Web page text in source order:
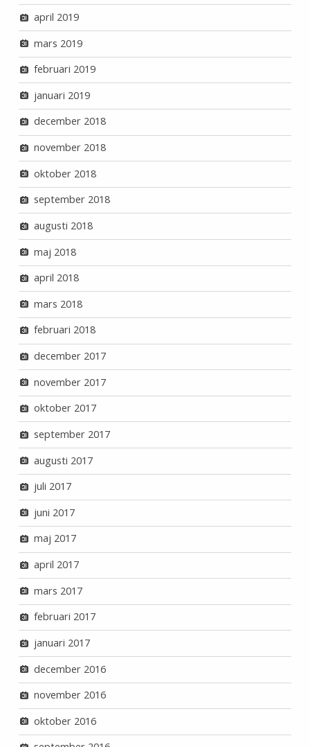
april 2019
mars 2019
februari 2019
januari 2019
december 2018
november 2018
oktober 2018
september 2018
augusti 2018
maj 2018
april 2018
mars 2018
februari 2018
december 2017
november 2017
oktober 2017
september 2017
augusti 2017
juli 2017
juni 2017
maj 2017
april 2017
mars 2017
februari 2017
januari 2017
december 2016
november 2016
oktober 2016